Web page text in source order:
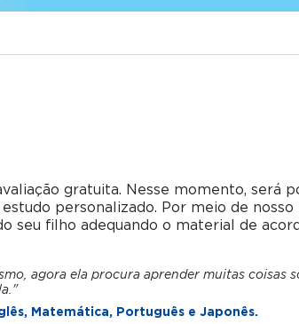
gratuita. Nesse momento, será
personalizado. Por meio de
seu filho adequando o material de
agora ela procura aprender muitas coisas
Matemática, Português e Japonês.